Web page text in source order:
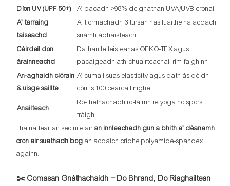
Dìon UV (UPF 50+)
A’ bacadh >98% de ghathan UVA/UVB cronail
A’ tarraing
taiseachd
A’ tiormachadh 3 tursan nas luaithe na aodach
snàmh àbhaisteach
Càirdeil don
àrainneachd
Dathan le teisteanas OEKO-TEX agus
pacaigeadh ath-chuairteachail rim faighinn
An-aghaidh clòrain
& uisge saillte
A’ cumail suas elasticity agus dath às dèidh
còrr is 100 cearcall nighe
Anailteach
Ro-thethachadh ro-làimh rè yoga no spòrs
tràigh
Tha na feartan seo uile airan innleachadh gun a bhith a’ dèanamh
cron air suathadh bog an aodaich cridhe polyamide-spandex
againn.
✂️ Comasan Gnàthachaidh – Do Bhrand, Do Riaghailtean